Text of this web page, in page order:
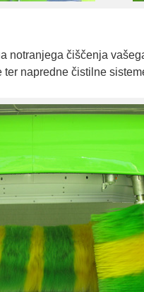
notranjega čiščenja
napredne čistilne